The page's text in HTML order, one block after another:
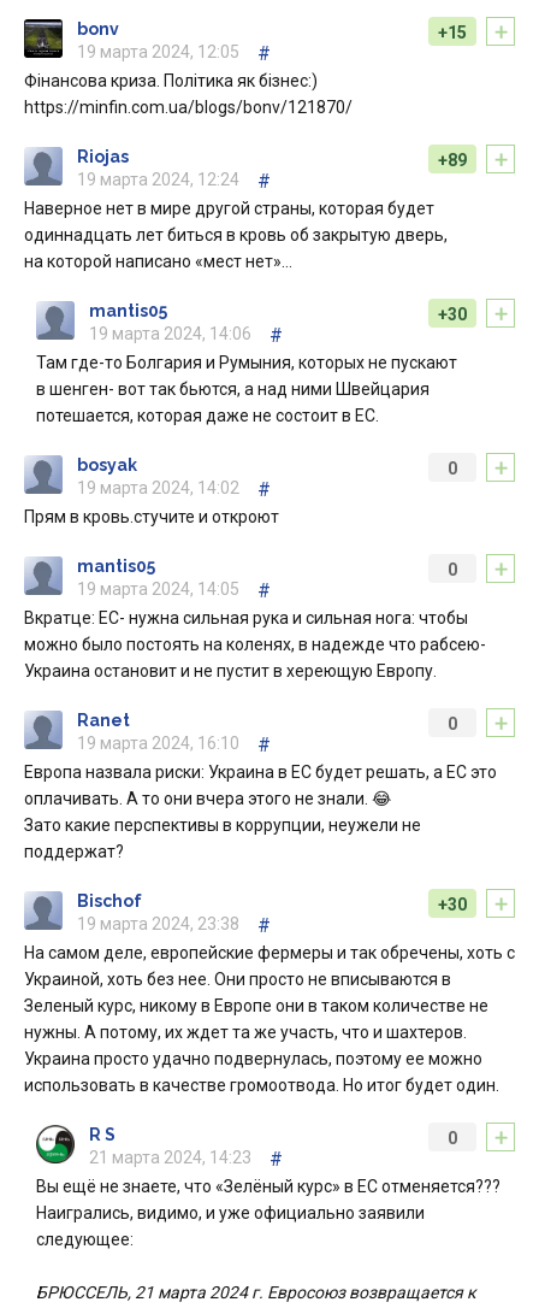
+
+15
bonv
19 марта 2024, 12:05
#
Фінансова криза. Політика як бізнес:)
https://minfin.com.ua/blogs/bonv/121870/
+
+89
Riojas
19 марта 2024, 12:24
#
Наверное нет в мире другой страны, которая будет
одиннадцать лет биться в кровь об закрытую дверь,
на которой написано «мест нет»…
+
+30
mantis05
19 марта 2024, 14:06
#
Там где-то Болгария и Румыния, которых не пускают
в шенген- вот так бьются, а над ними Швейцария
потешается, которая даже не состоит в ЕС.
+
0
bosyak
19 марта 2024, 14:02
#
Прям в кровь.стучите и откроют
+
0
mantis05
19 марта 2024, 14:05
#
Вкратце: ЕС- нужна сильная рука и сильная нога: чтобы
можно было постоять на коленях, в надежде что рабсею-
Украина остановит и не пустит в хереющую Европу.
+
0
Ranet
19 марта 2024, 16:10
#
Европа назвала риски: Украина в ЕС будет решать, а ЕС это
оплачивать. А то они вчера этого не знали. 😂
Зато какие перспективы в коррупции, неужели не
поддержат?
+
+30
Bischof
19 марта 2024, 23:38
#
На самом деле, европейские фермеры и так обречены, хоть с
Украиной, хоть без нее. Они просто не вписываются в
Зеленый курс, никому в Европе они в таком количестве не
нужны. А потому, их ждет та же участь, что и шахтеров.
Украина просто удачно подвернулась, поэтому ее можно
использовать в качестве громоотвода. Но итог будет один.
+
0
R S
21 марта 2024, 14:23
#
Вы ещё не знаете, что «Зелёный курс» в ЕС отменяется???
Наигрались, видимо, и уже официально заявили
следующее:
БРЮССЕЛЬ, 21 марта 2024 г. Евросоюз возвращается к